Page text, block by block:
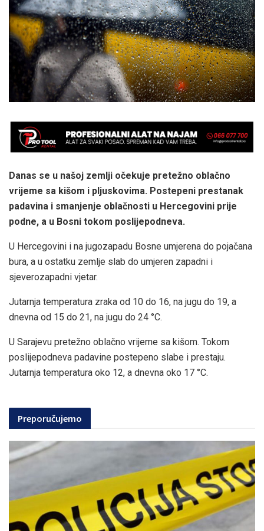
Danas se u našoj zemlji očekuje pretežno oblačno
vrijeme sa kišom i pljuskovima. Postepeni prestanak
padavina i smanjenje oblačnosti u Hercegovini prije
podne, a u Bosni tokom poslijepodneva.
U Hercegovini i na jugozapadu Bosne umjerena do pojačana
bura, a u ostatku zemlje slab do umjeren zapadni i
sjeverozapadni vjetar.
Jutarnja temperatura zraka od 10 do 16, na jugu do 19, a
dnevna od 15 do 21, na jugu do 24 °C.
U Sarajevu pretežno oblačno vrijeme sa kišom. Tokom
poslijepodneva padavine postepeno slabe i prestaju.
Jutarnja temperatura oko 12, a dnevna oko 17 °C.
Preporučujemo